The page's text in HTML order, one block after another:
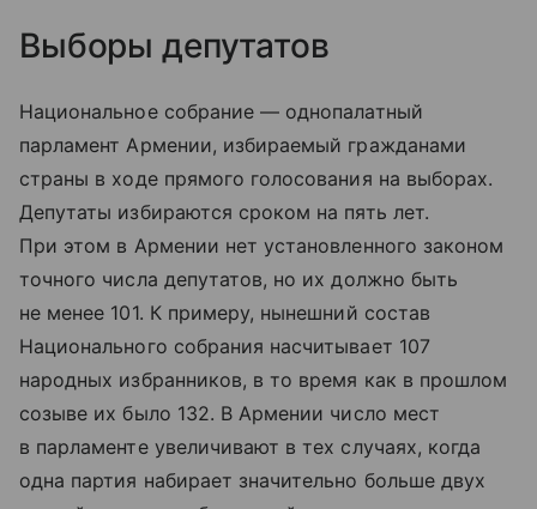
Выборы депутатов
Национальное собрание — однопалатный
парламент Армении, избираемый гражданами
страны в ходе прямого голосования на выборах.
Депутаты избираются сроком на пять лет.
При этом в Армении нет установленного законом
точного числа депутатов, но их должно быть
не менее 101. К примеру, нынешний состав
Национального собрания насчитывает 107
народных избранников, в то время как в прошлом
созыве их было 132. В Армении число мест
в парламенте увеличивают в тех случаях, когда
одна партия набирает значительно больше двух